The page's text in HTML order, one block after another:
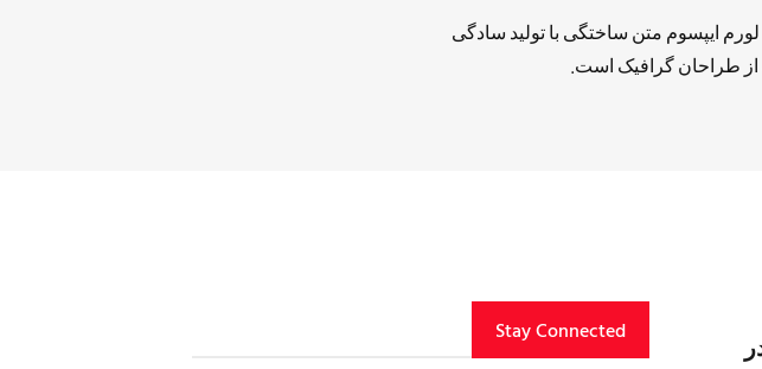
ایپسوم متن ساختگی با تولید سادگی
از طراحان گرافیک است.
Stay Connected